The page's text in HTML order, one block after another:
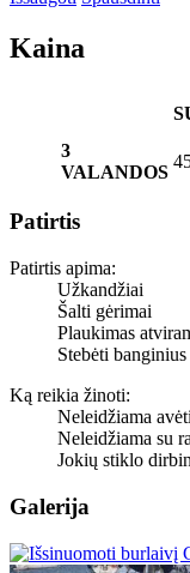
Kaina
3
VALANDOS
Patirtis
Patirtis apima:
Užkandžiai
Šalti gėrimai
Plaukimas
Stebėti
Ką reikia žinoti:
Neleidžiama
Neleidžiama su
Jokių stiklo
Galerija